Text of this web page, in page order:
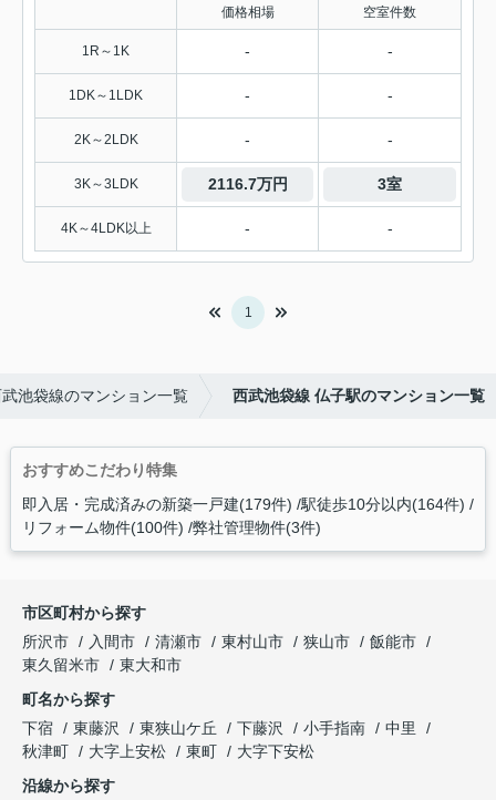
価格相場 空室件数
1R～1K - -
1DK～1LDK - -
2K～2LDK - -
3K～3LDK 2116.7万円 3室
4K～4LDK以上 - -
1
池袋線のマンション一覧 西武池袋線 仏子駅のマンション一覧
おすすめこだわり特集
即入居・完成済みの新築一戸建(179件) 駅徒歩10分以内(164件)
リフォーム物件(100件) 弊社管理物件(3件)
市区町村から探す
所沢市
入間市 清瀬市 東村山市 狭山市
飯能市
東久留米市
東大和市
町名から探す
下宿
東藤沢 東狭山ケ丘 下藤沢 小手指南
中里
秋津町
大字上安松 東町
大字下安松
沿線から探す